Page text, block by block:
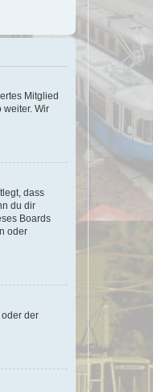
Mitglied
weiter. Wir
dass
du dir
Boards
oder
der